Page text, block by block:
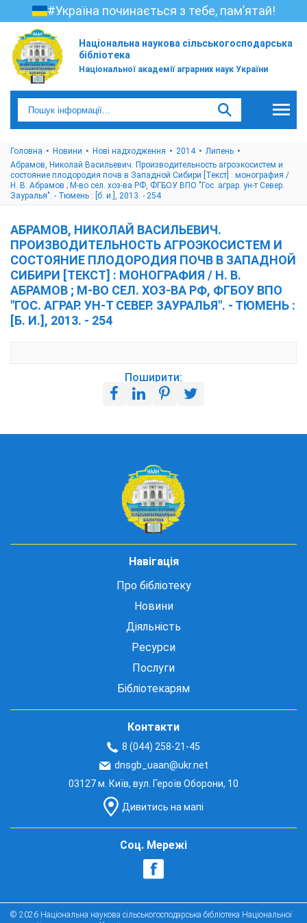
#Україна починається з тебе, пам’ятай!
Національна наукова сільськогосподарська
бібліотека
Національної академії аграрних наук України
Головна Новини Нові надходження 2014
Липень
Абрамов, Николай Васильевич. Производительность агроэкосистем и
состояние плодородия почв в Западной Сибири [Текст] : монография /
Н. В. Абрамов ; М-во сел. хоз-ва РФ, ФГБОУ ВПО "Гос. аграр. ун-т Север.
Зауралья". - Тюмень : [б. и.], 2013. - 254
АБРАМОВ, НИКОЛАЙ ВАСИЛЬЕВИЧ.
ПРОИЗВОДИТЕЛЬНОСТЬ АГРОЭКОСИСТЕМ И
СОСТОЯНИЕ ПЛОДОРОДИЯ ПОЧВ В ЗАПАДНОЙ
СИБИРИ [ТЕКСТ] : МОНОГРАФИЯ / Н. В.
АБРАМОВ ; М-ВО СЕЛ. ХОЗ-ВА РФ, ФГБОУ ВПО
"ГОС. АГРАР. УН-Т СЕВЕР. ЗАУРАЛЬЯ". - ТЮМЕНЬ :
[Б. И.], 2013. - 254
Поширити:
Навігація
Про бібліотеку
Новини
Діяльність
Ресурси
Послуги
Бібліотекарям
Контакти
8 (044) 258-21-45
dnsgb_uaan@ukr.net
03127 м. Київ, вул. Героїв Оборони, 10
Дивитись на мапі
Соц. Мережі
© 2026 Національна наукова сільськогосподарська бібліотека Національної